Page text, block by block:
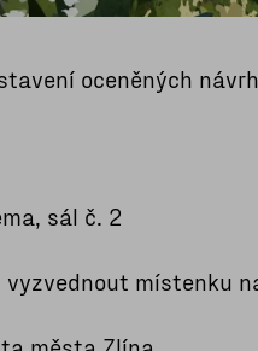
oceněných
sál č. 2
místenku